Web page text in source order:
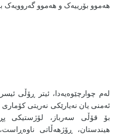
هەموو بۆرییەک و هەموو گەروویەک
لەم چوارچێوەیەدا، ئیتر ڕۆڵی
ئەمنی یان نەیارێکی نەریتی کۆماری
بۆ قۆڵی سەرباز، لۆژستیکی
هیندستان، ڕۆژهەڵاتی